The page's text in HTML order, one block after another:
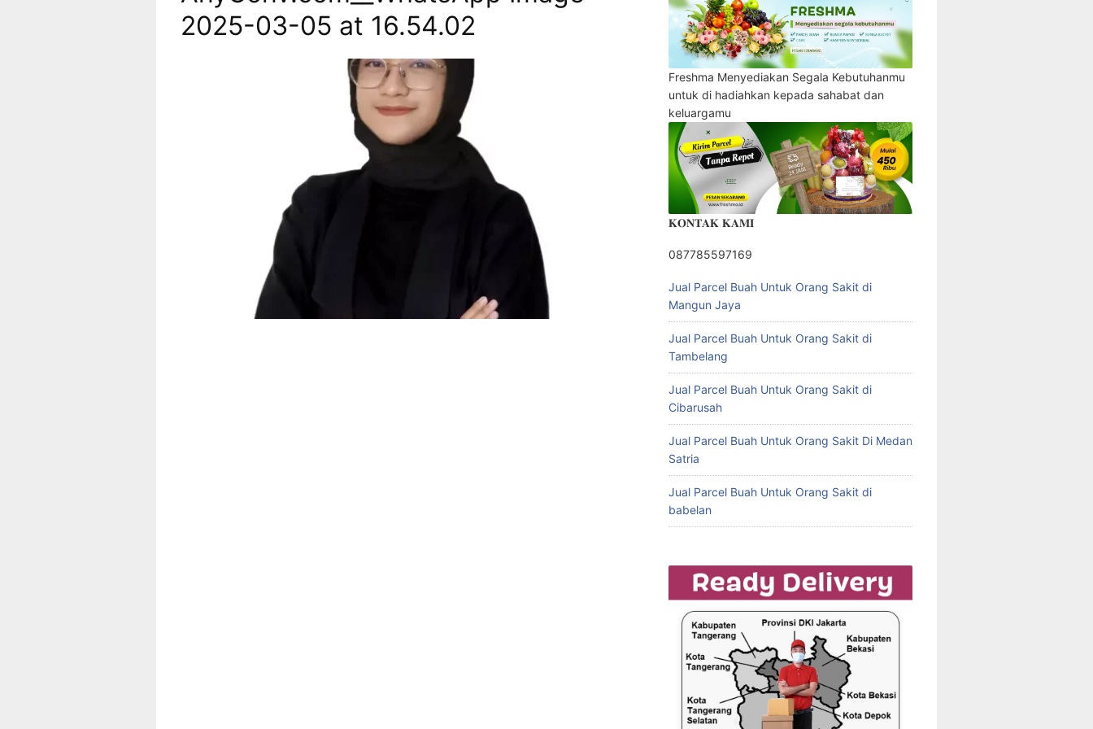
2025-03-05 at 16.54.02
Freshma Menyediakan Segala Kebutuhanmu
untuk di hadiahkan kepada sahabat dan
keluargamu
𝐊𝐎𝐍𝐓𝐀𝐊 𝐊𝐀𝐌𝐈
087785597169
Jual Parcel Buah Untuk Orang Sakit di
Mangun Jaya
Jual Parcel Buah Untuk Orang Sakit di
Tambelang
Jual Parcel Buah Untuk Orang Sakit di
Cibarusah
Jual Parcel Buah Untuk Orang Sakit Di Medan
Satria
Jual Parcel Buah Untuk Orang Sakit di
babelan